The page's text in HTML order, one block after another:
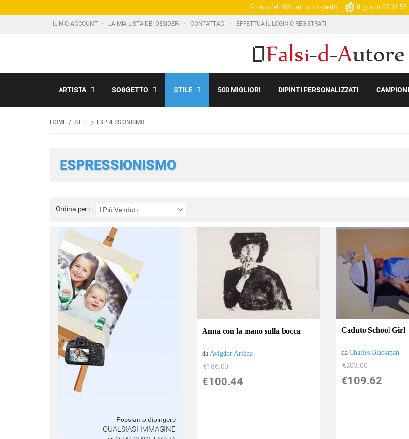
Sconto del 46% su tutti i quadri 0 giorno 02:34:52
IL MIO ACCOUNT LA MIA LISTA DEI DESIDERI CONTATTACI EFFETTUA IL LOGIN O REGISTRATI
ARTISTA SOGGETTO STILE 500 MIGLIORI DIPINTI PERSONALIZZATI CAMPIONI
HOME STILE ESPRESSIONISMO
ESPRESSIONISMO
Ordina per : I Più Venduti
Ordina
per
Possiamo dipingere
QUALSIASI IMMAGINE
Anna con la mano sulla bocca
daAvigdor Arikha
€186.00
€100.44
Caduto School Girl
daCharles Blackman
€203.00
€109.62